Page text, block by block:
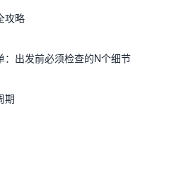
攻略
出发前必须检查的N个细节
期